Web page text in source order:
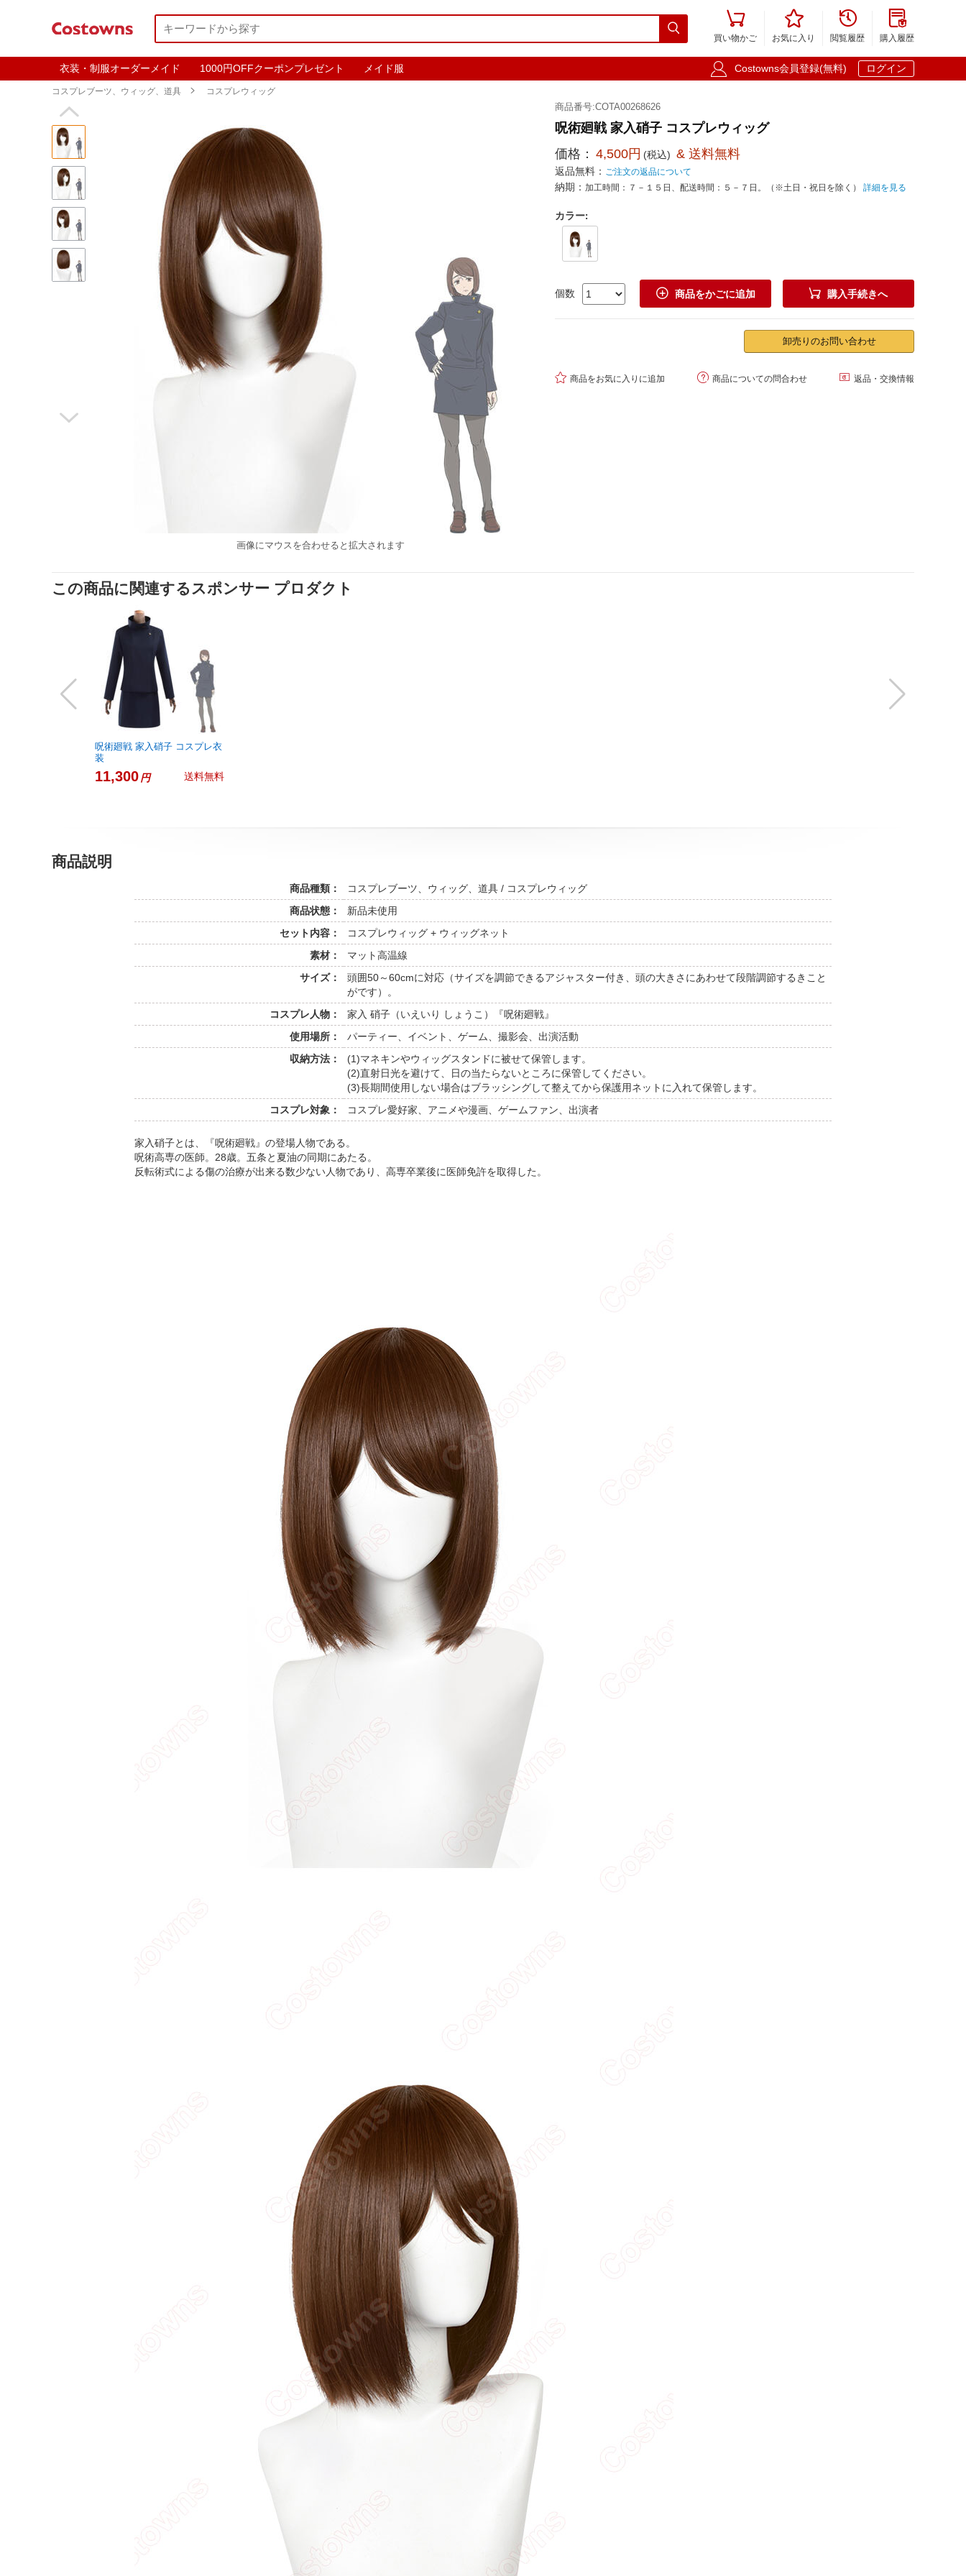


買い物かご

お気に入り

閲覧履歴

購入履歴
衣装・制服オーダーメイド 1000円OFFクーポンプレゼント メイド服  Costowns会員登録(無料) ログイン
コスプレブーツ、ウィッグ、道具  コスプレウィッグ


画像にマウスを合わせると拡大されます
商品番号:COTA00268626
呪術廻戦 家入硝子 コスプレウィッグ
価格： 4,500円 (税込) & 送料無料
返品無料： ご注文の返品について
納期： 加工時間：７－１５日、配送時間：５－７日。（※土日・祝日を除く） 詳細を見る
カラー:
個数  商品をかごに追加  購入手続きへ
卸売りのお問い合わせ
 商品をお気に入りに追加  商品についての問合わせ  返品・交換情報
この商品に関連するスポンサー プロダクト
呪術廻戦 家入硝子 コスプレ衣
装
11,300円 送料無料
商品説明
商品種類：
コスプレブーツ、ウィッグ、道具 / コスプレウィッグ
商品状態：
新品未使用
セット内容：
コスプレウィッグ + ウィッグネット
素材：
マット高温線
サイズ：
頭囲50～60cmに対応（サイズを調節できるアジャスター付き、頭の大きさにあわせて段階調節するきこと
がです）。
コスプレ人物：
家入 硝子（いえいり しょうこ）『呪術廻戦』
使用場所：
パーティー、イベント、ゲーム、撮影会、出演活動
収納方法：
(1)マネキンやウィッグスタンドに被せて保管します。
(2)直射日光を避けて、日の当たらないところに保管してください。
(3)長期間使用しない場合はブラッシングして整えてから保護用ネットに入れて保管します。
コスプレ対象：
コスプレ愛好家、アニメや漫画、ゲームファン、出演者
家入硝子とは、『呪術廻戦』の登場人物である。
呪術高専の医師。28歳。五条と夏油の同期にあたる。
反転術式による傷の治療が出来る数少ない人物であり、高専卒業後に医師免許を取得した。